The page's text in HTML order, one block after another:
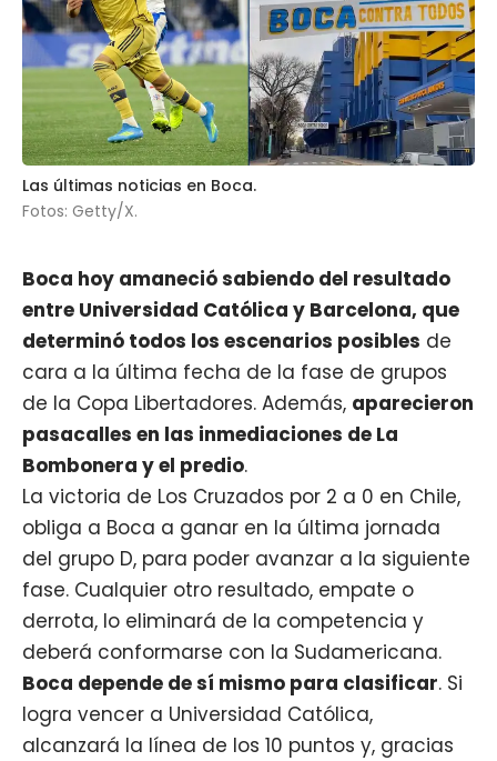
Las últimas noticias en Boca.
Fotos: Getty/X.
Boca hoy amaneció sabiendo del resultado
entre Universidad Católica y Barcelona, que
determinó todos los escenarios posibles de
cara a la última fecha de la fase de grupos
de la Copa Libertadores. Además, aparecieron
pasacalles en las inmediaciones de La
Bombonera y el predio.
La victoria de Los Cruzados por 2 a 0 en Chile,
obliga a Boca a ganar en la última jornada
del grupo D, para poder avanzar a la siguiente
fase. Cualquier otro resultado, empate o
derrota, lo eliminará de la competencia y
deberá conformarse con la Sudamericana.
Boca depende de sí mismo para clasificar. Si
logra vencer a Universidad Católica,
alcanzará la línea de los 10 puntos y, gracias